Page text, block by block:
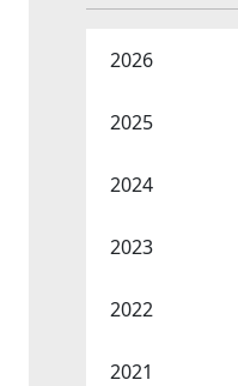
2026
2025
2024
2023
2022
2021